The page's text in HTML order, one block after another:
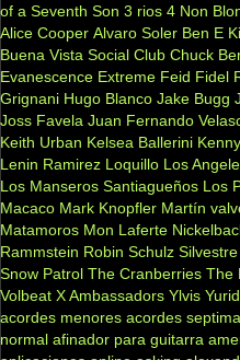
of a Seventh Son 3 rios 4 Non
Alice Cooper Alvaro Soler Ben E
Buena Vista Social Club Chuck
Evanescence Extreme Feid Fidel
Grignani Hugo Blanco Jake Bugg
Joss Favela Juan Fernando
Keith Urban Kelsea Ballerini
Lenin Ramirez Loquillo Los
Los Manseros Santiagueños Los
Macaco Mark Knopfler Martín
Matamoros Mon Laferte
Rammstein Robin Schulz
Snow Patrol The Cranberries The
Volbeat X Ambassadors Ylvis
acordes menores acordes septima
normal afinador para guitarra